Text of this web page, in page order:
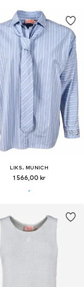
LIKS. MUNICH
1 566,00 kr